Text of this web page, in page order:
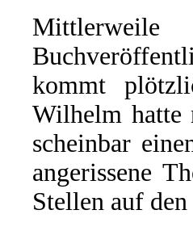
kommt
Wilhelm hatte
scheinbar
angerissene
Stellen auf